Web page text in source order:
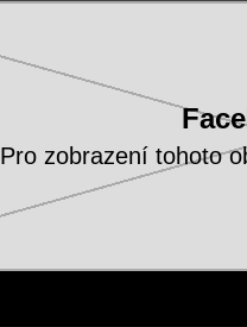
Pro zobrazení tohoto